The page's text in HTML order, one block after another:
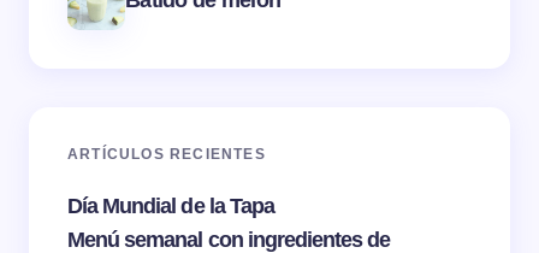
ARTÍCULOS RECIENTES
Día Mundial de la Tapa
Menú semanal con ingredientes de